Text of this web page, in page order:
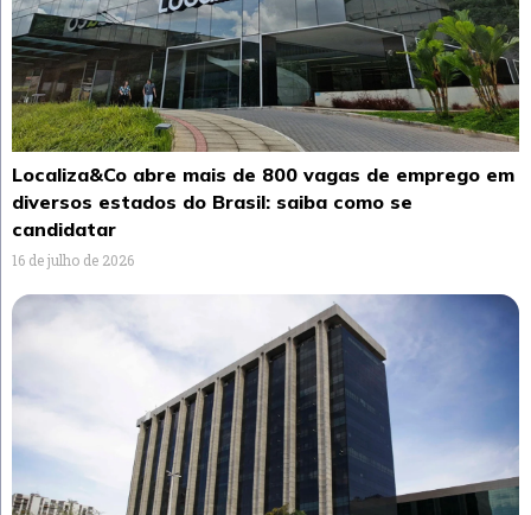
Localiza&Co abre mais de 800 vagas de emprego em
diversos estados do Brasil: saiba como se
candidatar
16 de julho de 2026